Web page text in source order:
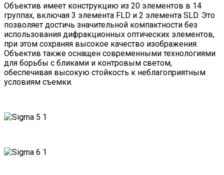
Объектив имеет конструкцию из 20 элементов в 14
группах, включая 3 элемента FLD и 2 элемента SLD. Это
позволяет достичь значительной компактности без
использования дифракционных оптических элементов,
при этом сохраняя высокое качество изображения.
Объектив также оснащен современными технологиями
для борьбы с бликами и контровым светом,
обеспечивая высокую стойкость к неблагоприятным
условиям съемки.